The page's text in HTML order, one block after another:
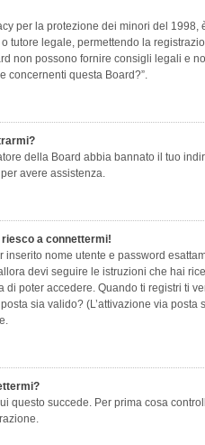
per la protezione dei minori del
tutore legale, permettendo la
non possono fornire consigli legali e
concernenti questa Board?”.
della Board abbia bannato il tuo
avere assistenza.
a connettermi!
inserito nome utente e password
devi seguire le istruzioni che hai
di poter accedere. Quando ti registri ti
sia valido? (L’attivazione via
questo succede. Per prima cosa